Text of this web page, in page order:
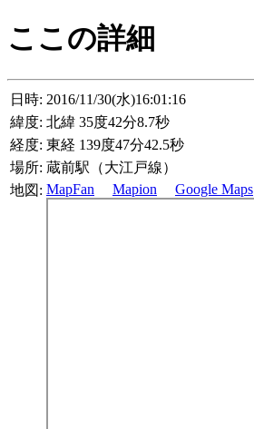
ここの詳細
日時: 2016/11/30(水)16:01:16
緯度: 北緯 35度42分8.7秒
経度: 東経 139度47分42.5秒
場所: 蔵前駅（大江戸線）
地図: MapFan Mapion Google Maps